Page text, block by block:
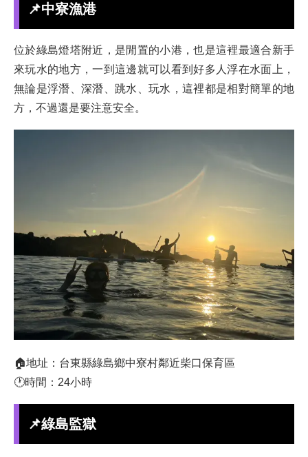
📌中寮漁港
位於綠島燈塔附近，是閒置的小港，也是這裡最適合新手
來玩水的地方，一到這邊就可以看到好多人浮在水面上，
無論是浮潛、深潛、跳水、玩水，這裡都是相對簡單的地
方，不過還是要注意安全。
🏠地址：台東縣綠島鄉中寮村鄰近柴口保育區
🕐時間：24小時
📌綠島監獄